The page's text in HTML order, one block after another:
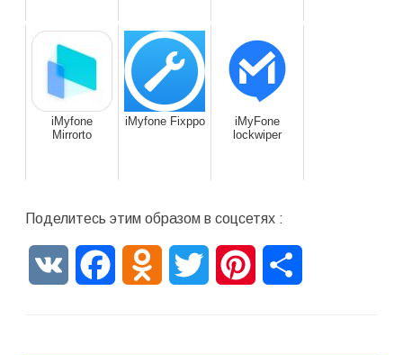
iMyfone
Mirrorto
iMyfone Fixppo
iMyFone
lockwiper
Поделитесь этим образом в соцсетях :
VK FacebookOdnoklassniki
Twitter Pinterest